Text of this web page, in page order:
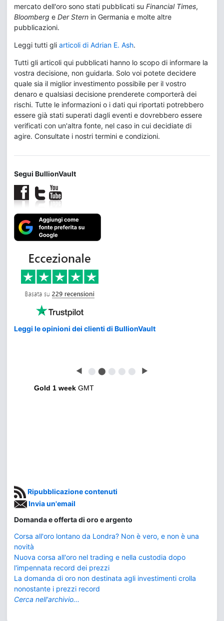
mercato dell'oro sono stati pubblicati su Financial Times,
Bloomberg e Der Stern in Germania e molte altre
pubblicazioni.
Leggi tutti gli articoli di Adrian E. Ash.
Tutti gli articoli qui pubblicati hanno lo scopo di informare la
vostra decisione, non guidarla. Solo voi potete decidere
quale sia il miglior investimento possibile per il vostro
denaro e qualsiasi decisione prenderete comporterà dei
rischi. Tutte le informazioni o i dati qui riportati potrebbero
essere già stati superati dagli eventi e dovrebbero essere
verificati con un'altra fonte, nel caso in cui decidiate di
agire. Consultate i nostri termini e condizioni.
Segui BullionVault
Leggi le opinioni dei clienti di BullionVault
◀ ⬤ ⬤ ⬤ ⬤ ⬤ ▶
Gold 1 week GMT
Ripubblicazione contenuti
Invia un'email
Domanda e offerta di oro e argento
Corsa all'oro lontano da Londra? Non è vero, e non è una
novità
Nuova corsa all'oro nel trading e nella custodia dopo
l'impennata record dei prezzi
La domanda di oro non destinata agli investimenti crolla
nonostante i prezzi record
Cerca nell'archivio...